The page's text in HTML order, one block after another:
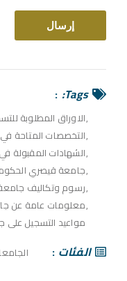
Tags:
الاوراق المطلوبة
التخصصات المتاحة
الشهادات المقبولة
جامعة قيصري
رسوم وتكاليف
معلومات عامة عن
مواعيد التسجيل
الفئات